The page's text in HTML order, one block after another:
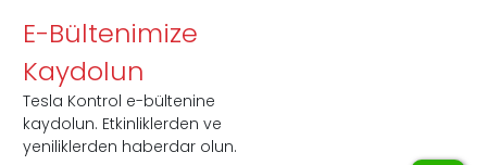
E-Bültenimize
Kaydolun
Tesla Kontrol e-bültenine
kaydolun. Etkinliklerden ve
yeniliklerden haberdar olun.